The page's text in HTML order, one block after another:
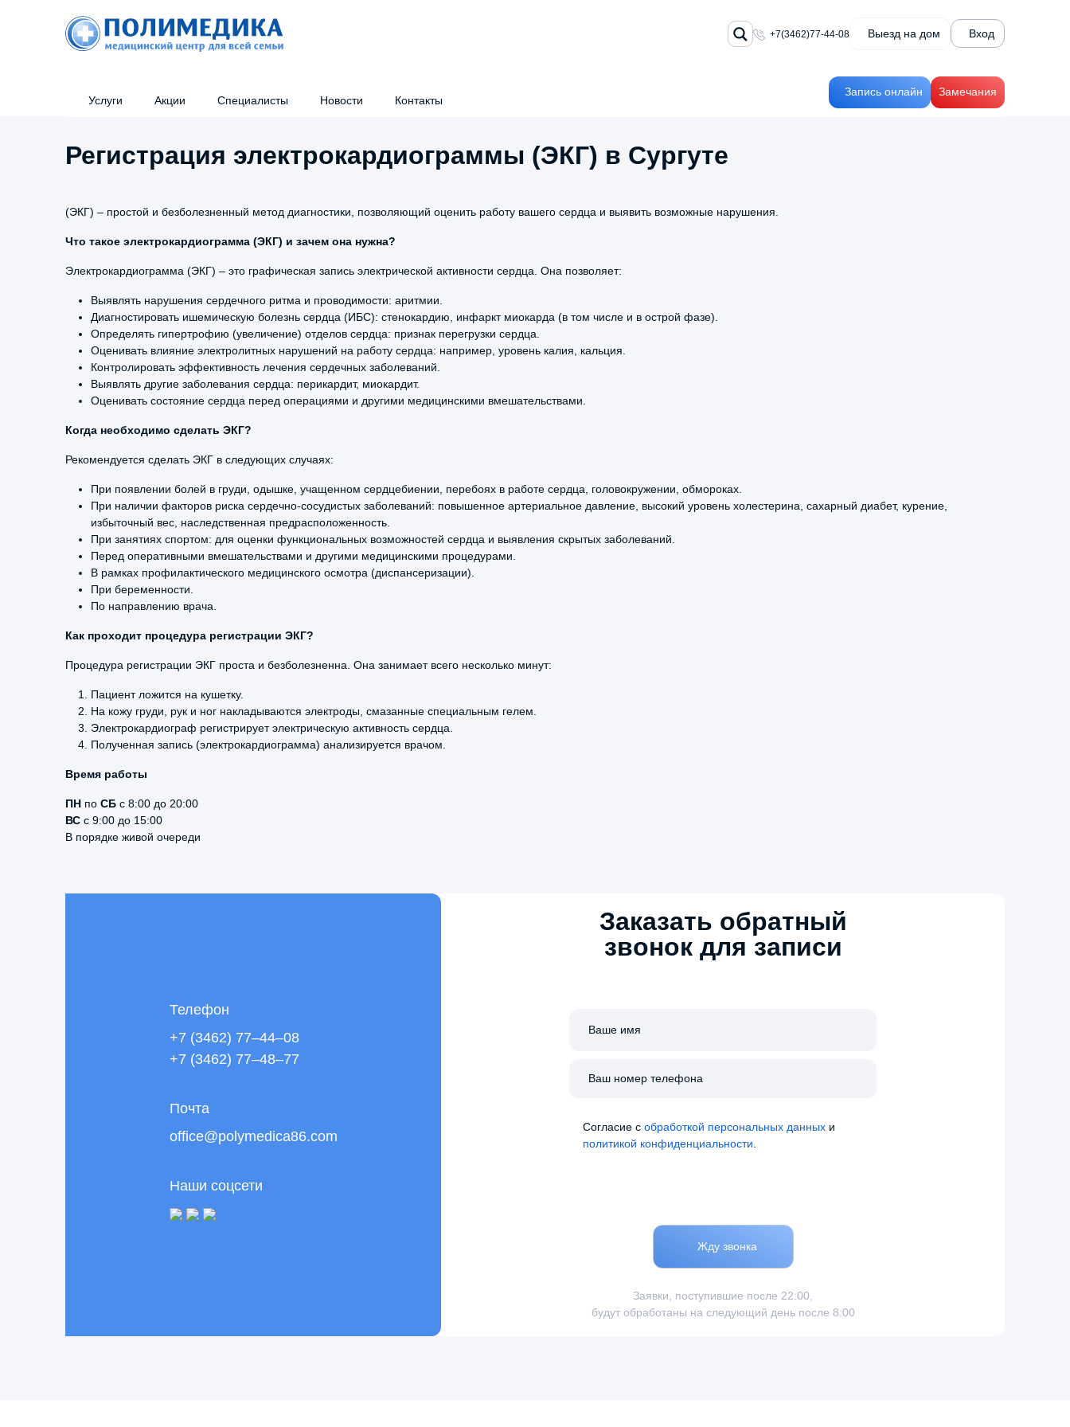
+7(3462)77-44-08 Выезд на дом Вход
Услуги
Налоговый вычет
Акции Специалисты Новости Контакты
Запись онлайн Замечания
Регистрация электрокардиограммы (ЭКГ) в Сургуте
(ЭКГ) – простой и безболезненный метод диагностики, позволяющий оценить работу вашего сердца и выявить возможные нарушения.
Что такое электрокардиограмма (ЭКГ) и зачем она нужна?
Электрокардиограмма (ЭКГ) – это графическая запись электрической активности сердца. Она позволяет:
Выявлять нарушения сердечного ритма и проводимости: аритмии.
Диагностировать ишемическую болезнь сердца (ИБС): стенокардию, инфаркт миокарда (в том числе и в острой фазе).
Определять гипертрофию (увеличение) отделов сердца: признак перегрузки сердца.
Оценивать влияние электролитных нарушений на работу сердца: например, уровень калия, кальция.
Контролировать эффективность лечения сердечных заболеваний.
Выявлять другие заболевания сердца: перикардит, миокардит.
Оценивать состояние сердца перед операциями и другими медицинскими вмешательствами.
Когда необходимо сделать ЭКГ?
Рекомендуется сделать ЭКГ в следующих случаях:
При появлении болей в груди, одышке, учащенном сердцебиении, перебоях в работе сердца, головокружении, обмороках.
При наличии факторов риска сердечно-сосудистых заболеваний: повышенное артериальное давление, высокий уровень холестерина, сахарный диабет, курение,
избыточный вес, наследственная предрасположенность.
При занятиях спортом: для оценки функциональных возможностей сердца и выявления скрытых заболеваний.
Перед оперативными вмешательствами и другими медицинскими процедурами.
В рамках профилактического медицинского осмотра (диспансеризации).
При беременности.
По направлению врача.
Как проходит процедура регистрации ЭКГ?
Процедура регистрации ЭКГ проста и безболезненна. Она занимает всего несколько минут:
Пациент ложится на кушетку.
На кожу груди, рук и ног накладываются электроды, смазанные специальным гелем.
Электрокардиограф регистрирует электрическую активность сердца.
Полученная запись (электрокардиограмма) анализируется врачом.
Время работы
ПН по СБ с 8:00 до 20:00
ВС с 9:00 до 15:00
В порядке живой очереди
Телефон
+7 (3462) 77–44–08
+7 (3462) 77–48–77
Почта
office@polymedica86.com
Наши соцсети
Заказать обратный
звонок для записи
Cогласие с обработкой персональных данных и
политикой конфиденциальности
Жду звонка
Заявки, поступившие после 22:00,
будут обработаны на следующий день после 8:00